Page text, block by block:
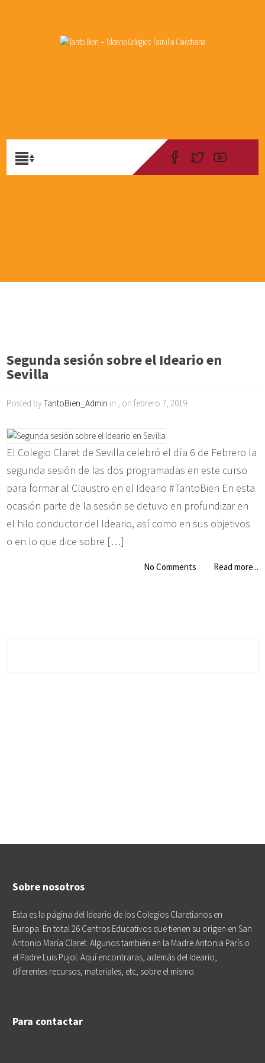
Segunda sesión sobre el Ideario en
Sevilla
Posted byTantoBien_Admin in , on febrero 7, 2019
El Colegio Claret de Sevilla celebró el día 6 de Febrero la
segunda sesión de las dos programadas en este curso
para formar al Claustro en el Ideario #TantoBien En esta
ocasión parte de la sesión se detuvo en profundizar en
el hilo conductor del Ideario, así como en sus objetivos
o en lo que dice sobre […]
No Comments Read more...
Sobre nosotros
Esta es la página del Ideario de los Colegios Claretianos en
Europa. En total 26 Centros Educativos que tienen su origen en San
Antonio María Claret. Algunos también en la Madre Antonia París o
el Padre Luis Pujol. Aquí encontraras, además del Ideario,
diferentes recursos, materiales, etc, sobre el mismo.
Para contactar